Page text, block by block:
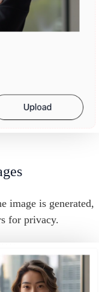
image is generated,
for privacy.